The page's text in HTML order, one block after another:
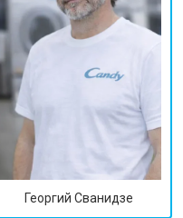
Георгий Сванидзе